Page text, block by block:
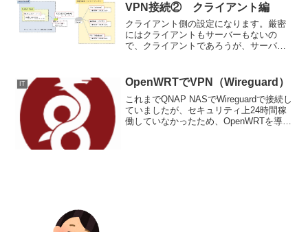
VPN接続② クライアント編
クライアント側の設定になります。厳密
にはクライアントもサーバーもないの
で、クライアントであろうが、サーバー
（相手方）の設定をしてやるだけでVPN
通信ができるというものに...
IT OpenWRTでVPN（Wireguard）
これまでQNAP NASでWireguardで接続し
ていましたが、セキュリティ上24時間稼
働していなかったため、OpenWRTを導入